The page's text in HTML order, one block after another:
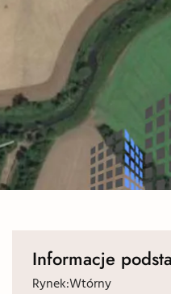
Informacje
Rynek:Wtórny